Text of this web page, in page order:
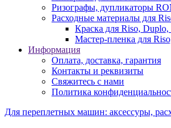
Ризографы, дупликаторы
Расходные материалы для
Краска для Riso, Duplo,
Мастер-пленка для
Информация
Оплата, доставка, гарантия
Контакты и реквизиты
Свяжитесь с нами
Политика
Для переплетных машин: аксессуры,